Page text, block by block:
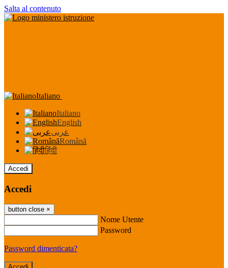
Salta al contenuto
Italiano
Italiano
English
عربى
Română
हिंदी
Accedi
Accedi
button close ×
Nome Utente
Password
Password dimenticata?